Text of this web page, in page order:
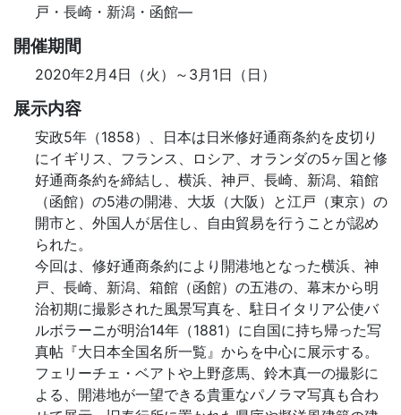
戸・長崎・新潟・函館―
開催期間
2020年2月4日（火）～3月1日（日）
展示内容
安政5年（1858）、日本は日米修好通商条約を皮切り
にイギリス、フランス、ロシア、オランダの5ヶ国と修
好通商条約を締結し、横浜、神戸、長崎、新潟、箱館
（函館）の5港の開港、大坂（大阪）と江戸（東京）の
開市と、外国人が居住し、自由貿易を行うことが認め
られた。
今回は、修好通商条約により開港地となった横浜、神
戸、長崎、新潟、箱館（函館）の五港の、幕末から明
治初期に撮影された風景写真を、駐日イタリア公使バ
ルボラーニが明治14年（1881）に自国に持ち帰った写
真帖『大日本全国名所一覧』からを中心に展示する。
フェリーチェ・ベアトや上野彦馬、鈴木真一の撮影に
よる、開港地が一望できる貴重なパノラマ写真も合わ